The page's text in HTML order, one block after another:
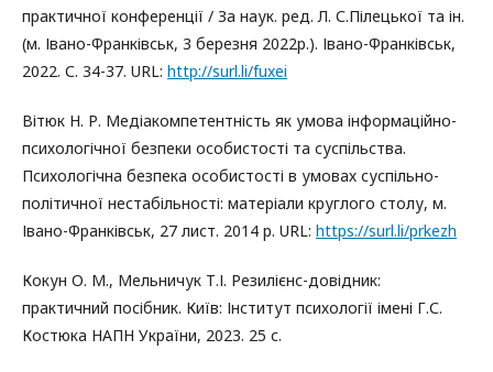
практичної конференції / За наук. ред. Л. С.Пілецької та ін.
(м. Івано-Франківськ, 3 березня 2022р.). Івано-Франківськ,
2022. С. 34-37. URL: http://surl.li/fuxei
Вітюк Н. Р. Медіакомпетентність як умова інформаційно-
психологічної безпеки особистості та суспільства.
Психологічна безпека особистості в умовах суспільно-
політичної нестабільності: матеріали круглого столу, м.
Івано-Франківськ, 27 лист. 2014 р. URL: https://surl.li/prkezh
Кокун О. М., Мельничук Т.І. Резилієнс-довідник:
практичний посібник. Київ: Інститут психології імені Г.С.
Костюка НАПН України, 2023. 25 с.